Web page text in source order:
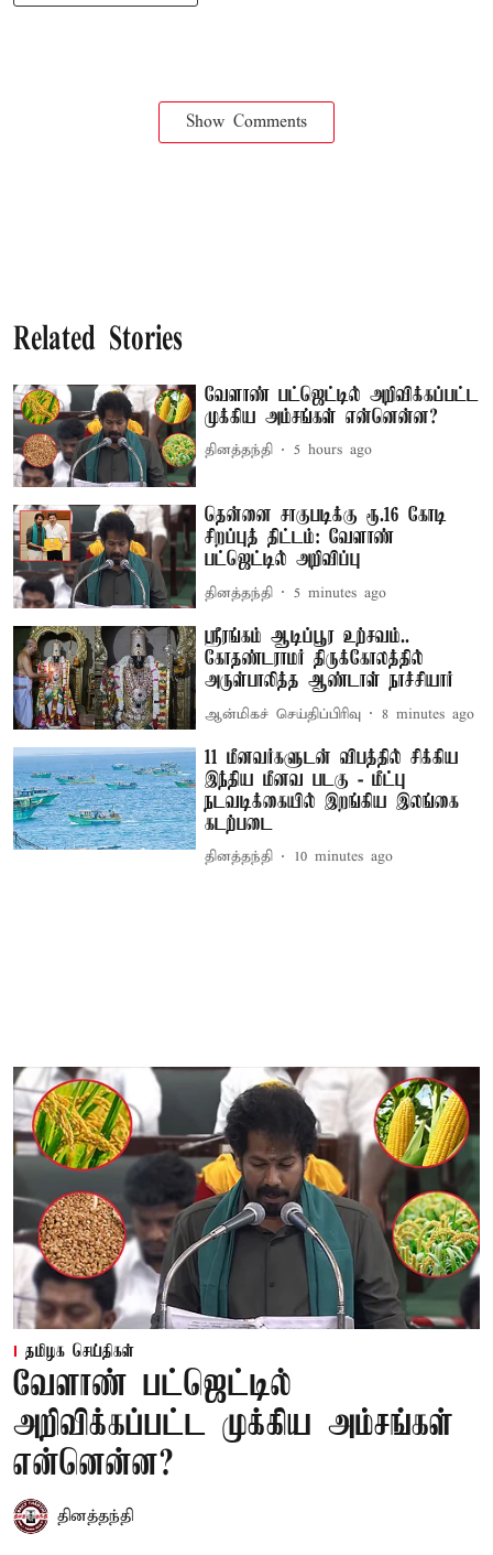
Show Comments
Related Stories
வேளாண் பட்ஜெட்டில் அறிவிக்கப்பட்ட
முக்கிய அம்சங்கள் என்னென்ன?
தினத்தந்தி 5 hours ago
தென்னை சாகுபடிக்கு ரூ.16 கோடி
சிறப்புத் திட்டம்: வேளாண்
பட்ஜெட்டில் அறிவிப்பு
தினத்தந்தி 5 minutes ago
ஸ்ரீரங்கம் ஆடிப்பூர உற்சவம்..
கோதண்டராமர் திருக்கோலத்தில்
அருள்பாலித்த ஆண்டாள் நாச்சியார்
ஆன்மிகச் செய்திப்பிரிவு 8 minutes ago
11 மீனவர்களுடன் விபத்தில் சிக்கிய
இந்திய மீனவ படகு - மீட்பு
நடவடிக்கையில் இறங்கிய இலங்கை
கடற்படை
தினத்தந்தி 10 minutes ago
தமிழக செய்திகள்
வேளாண் பட்ஜெட்டில்
அறிவிக்கப்பட்ட முக்கிய அம்சங்கள்
என்னென்ன?
தினத்தந்தி